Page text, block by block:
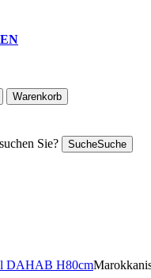
Warenkorb
Sie?
SucheSuche
DAHAB H80cm